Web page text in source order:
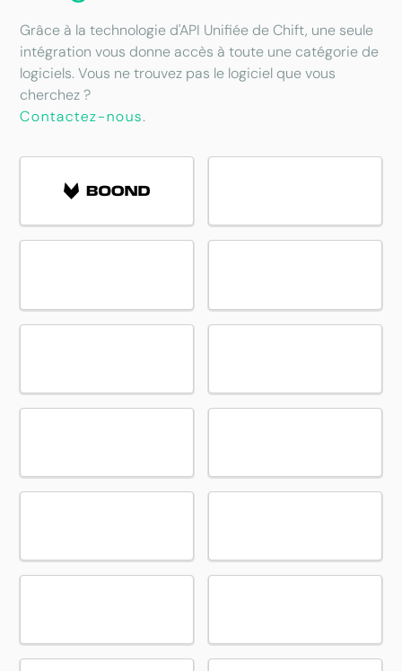
Grâce à la technologie d'API Unifiée de Chift, une seule
intégration vous donne accès à toute une catégorie de
logiciels. Vous ne trouvez pas le logiciel que vous
cherchez ?
Contactez-nous.